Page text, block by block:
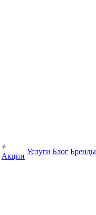
Акции
Услуги Блог Бренды